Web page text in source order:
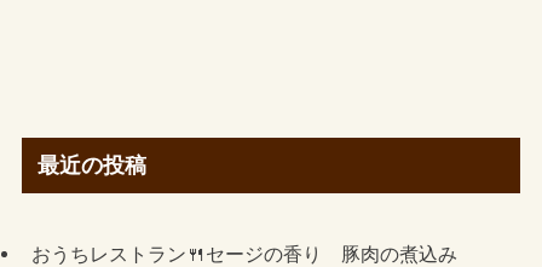
最近の投稿
おうちレストラン🍴セージの香り 豚肉の煮込み